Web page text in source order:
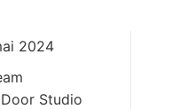
2024
Studio